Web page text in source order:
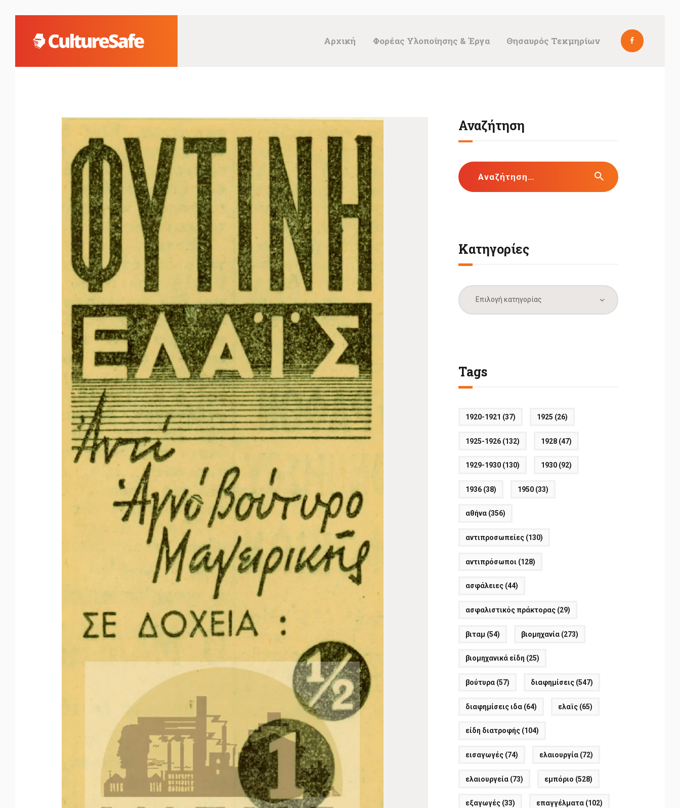
Αρχική Φορέας Υλοποίησης & Έργα Θησαυρός Τεκμηρίων
ΘΗΣΑΥΡΌΣ
ΤΕΚΜΗΡΊΩΝ
Αναζήτηση
Αναζήτηση
για:
Κατηγορίες
Κατηγορίες
Tags
1920-1921 (37) 1925 (26)
1925-1926 (132) 1928 (47)
1929-1930 (130) 1930 (92)
1936 (38) 1950 (33)
αθήνα (356)
αντιπροσωπείες (130)
αντιπρόσωποι (128)
ασφάλειες (44)
ασφαλιστικός πράκτορας (29)
βιταμ (54) βιομηχανία (273)
βιομηχανικά είδη (25)
βούτυρα (57) διαφημίσεις (547)
διαφημίσεις ιδα (64) ελαϊς (65)
είδη διατροφής (104)
εισαγωγές (74) ελαιουργία (72)
ελαιουργεία (73) εμπόριο (528)
εξαγωγές (33) επαγγέλματα (102)